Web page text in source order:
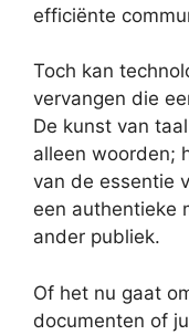
efficiënte
Toch kan
vervangen die
De kunst van
alleen woorden;
van de essentie
een authentieke
ander publiek.
Of het nu gaat
documenten of